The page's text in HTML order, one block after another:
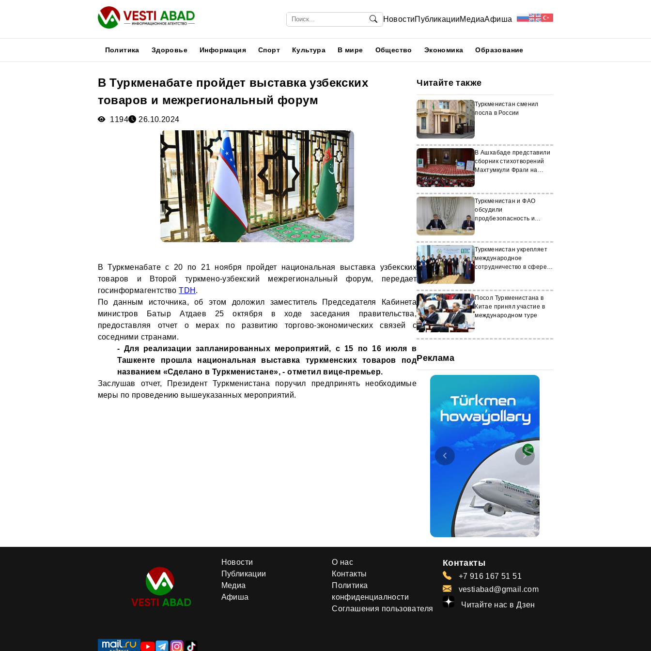
НовостиПубликацииМедиаАфиша
Политика Здоровье Информация Спорт Культура В мире Общество Экономика Образование
В Туркменабате пройдет выставка узбекских
товаров и межрегиональный форум
1194 26.10.2024
В Туркменабате с 20 по 21 ноября пройдет национальная выставка узбекских
товаров и Второй туркмено-узбекский межрегиональный форум, передает
госинформагентствоTDH .
По данным источника, об этом доложил заместитель Председателя Кабинета
министров Батыр Атдаев 25 октября в ходе заседания правительства,
предоставляя отчет о мерах по развитию торгово-экономических связей с
соседними странами.
- Для реализации запланированных мероприятий, с 15 по 16 июля в
Ташкенте прошла национальная выставка туркменских товаров под
названием «Сделано в Туркменистане», - отметил вице-премьер.
Заслушав отчет, Президент Туркменистана поручил предпринять необходимые
меры по проведению вышеуказанных мероприятий.
Читайте также
Туркменистан сменил
посла в России
В Ашхабаде представили
сборник стихотворений
Махтумкули Фраги на
Туркменистан и ФАО
обсудили
продбезопасность и
Туркменистан укрепляет
международное
сотрудничество в сфере
Посол Туркменистана в
Китае принял участие в
международном туре
Реклама
Новости
Публикации
Медиа
Афиша
О нас
Контакты
Политика
конфиденциалности
Соглашения пользователя
Контакты
+7 916 167 51 51
vestiabad@gmail.com
Читайте нас в Дзен